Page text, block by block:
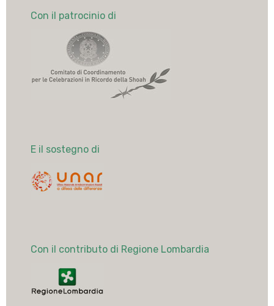
Con il patrocinio di
E il sostegno di
Con il contributo di Regione Lombardia